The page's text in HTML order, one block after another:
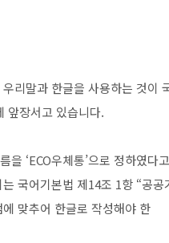
리말과 한글을 사용하는 것이
앞장서고 있습니다.
‘ECO우체통’으로 정하였다
국어기본법 제14조 1항 “공공
맞추어 한글로 작성해야 한